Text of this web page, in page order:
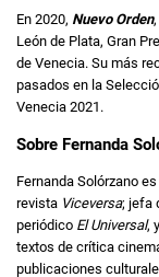
En 2020, Nuevo Orden
León de Plata, Gran
de Venecia. Su más
pasados en la
Venecia 2021.
Sobre Fernanda
Fernanda Solórzano
revista Viceversa; jefa
periódico El Universal,
textos de crítica
publicaciones